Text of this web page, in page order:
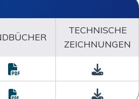
TECHNISCHE
ZEICHNUNGEN